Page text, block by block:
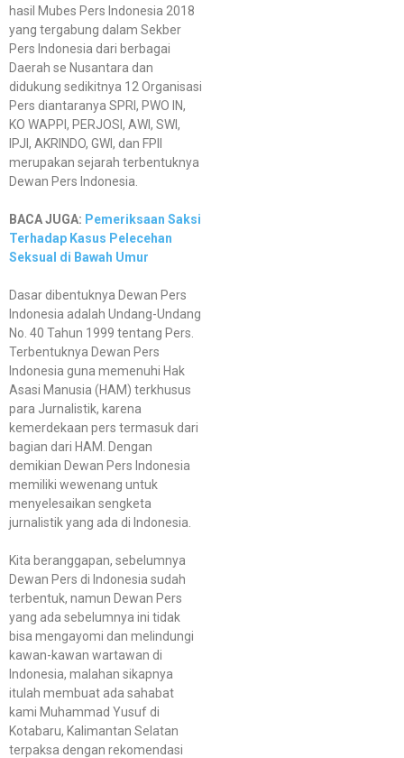
hasil Mubes Pers Indonesia 2018
yang tergabung dalam Sekber
Pers Indonesia dari berbagai
Daerah se Nusantara dan
didukung sedikitnya 12 Organisasi
Pers diantaranya SPRI, PWO IN,
KO WAPPI, PERJOSI, AWI, SWI,
IPJI, AKRINDO, GWI, dan FPII
merupakan sejarah terbentuknya
Dewan Pers Indonesia.
BACA JUGA: Pemeriksaan Saksi
Terhadap Kasus Pelecehan
Seksual di Bawah Umur
Dasar dibentuknya Dewan Pers
Indonesia adalah Undang-Undang
No. 40 Tahun 1999 tentang Pers.
Terbentuknya Dewan Pers
Indonesia guna memenuhi Hak
Asasi Manusia (HAM) terkhusus
para Jurnalistik, karena
kemerdekaan pers termasuk dari
bagian dari HAM. Dengan
demikian Dewan Pers Indonesia
memiliki wewenang untuk
menyelesaikan sengketa
jurnalistik yang ada di Indonesia.
Kita beranggapan, sebelumnya
Dewan Pers di Indonesia sudah
terbentuk, namun Dewan Pers
yang ada sebelumnya ini tidak
bisa mengayomi dan melindungi
kawan-kawan wartawan di
Indonesia, malahan sikapnya
itulah membuat ada sahabat
kami Muhammad Yusuf di
Kotabaru, Kalimantan Selatan
terpaksa dengan rekomendasi